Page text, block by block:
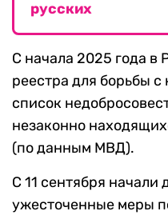
русских
С начала 2025 года в
реестра для борьбы
список
незаконно
(по данным МВД).
С 11 сентября начали
ужесточенные меры